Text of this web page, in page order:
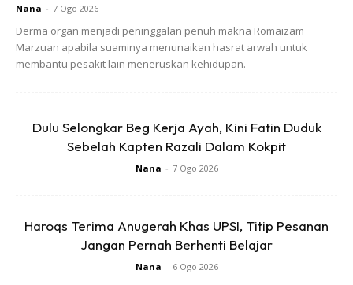
Masukkan ke dalam periuk. Kacau sehingga sos memekat
lebih kurang seminit.
Nana - 7 Ogo 2026
Derma organ menjadi peninggalan penuh makna Romaizam
Marzuan apabila suaminya menunaikan hasrat arwah untuk
membantu pesakit lain meneruskan kehidupan.
Dulu Selongkar Beg Kerja Ayah, Kini Fatin Duduk
Sebelah Kapten Razali Dalam Kokpit
Nana - 7 Ogo 2026
Haroqs Terima Anugerah Khas UPSI, Titip Pesanan
Jangan Pernah Berhenti Belajar
Nana - 6 Ogo 2026